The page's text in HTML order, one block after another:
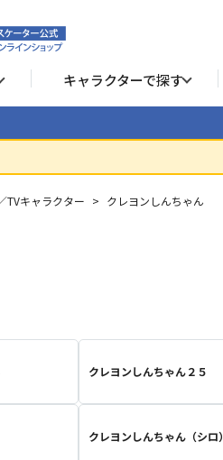
キャラクターで探す
TVキャラクター > クレヨンしんちゃん
クレヨンしんちゃん２５
クレヨンしんちゃん（シロ）